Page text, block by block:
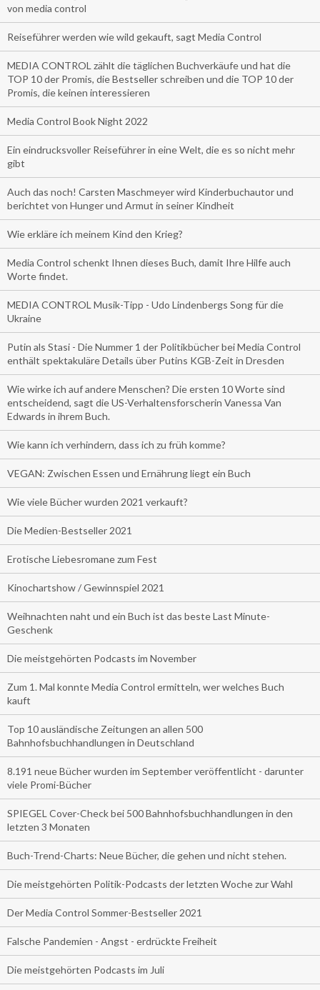
von media control
Reiseführer werden wie wild gekauft, sagt Media Control
MEDIA CONTROL zählt die täglichen Buchverkäufe und hat die
TOP 10 der Promis, die Bestseller schreiben und die TOP 10 der
Promis, die keinen interessieren
Media Control Book Night 2022
Ein eindrucksvoller Reiseführer in eine Welt, die es so nicht mehr
gibt
Auch das noch! Carsten Maschmeyer wird Kinderbuchautor und
berichtet von Hunger und Armut in seiner Kindheit
Wie erkläre ich meinem Kind den Krieg?
Media Control schenkt Ihnen dieses Buch, damit Ihre Hilfe auch
Worte findet.
MEDIA CONTROL Musik-Tipp - Udo Lindenbergs Song für die
Ukraine
Putin als Stasi - Die Nummer 1 der Politikbücher bei Media Control
enthält spektakuläre Details über Putins KGB-Zeit in Dresden
Wie wirke ich auf andere Menschen? Die ersten 10 Worte sind
entscheidend, sagt die US-Verhaltensforscherin Vanessa Van
Edwards in ihrem Buch.
Wie kann ich verhindern, dass ich zu früh komme?
VEGAN: Zwischen Essen und Ernährung liegt ein Buch
Wie viele Bücher wurden 2021 verkauft?
Die Medien-Bestseller 2021
Erotische Liebesromane zum Fest
Kinochartshow / Gewinnspiel 2021
Weihnachten naht und ein Buch ist das beste Last Minute-
Geschenk
Die meistgehörten Podcasts im November
Zum 1. Mal konnte Media Control ermitteln, wer welches Buch
kauft
Top 10 ausländische Zeitungen an allen 500
Bahnhofsbuchhandlungen in Deutschland
8.191 neue Bücher wurden im September veröffentlicht - darunter
viele Promi-Bücher
SPIEGEL Cover-Check bei 500 Bahnhofsbuchhandlungen in den
letzten 3 Monaten
Buch-Trend-Charts: Neue Bücher, die gehen und nicht stehen.
Die meistgehörten Politik-Podcasts der letzten Woche zur Wahl
Der Media Control Sommer-Bestseller 2021
Falsche Pandemien - Angst - erdrückte Freiheit
Die meistgehörten Podcasts im Juli